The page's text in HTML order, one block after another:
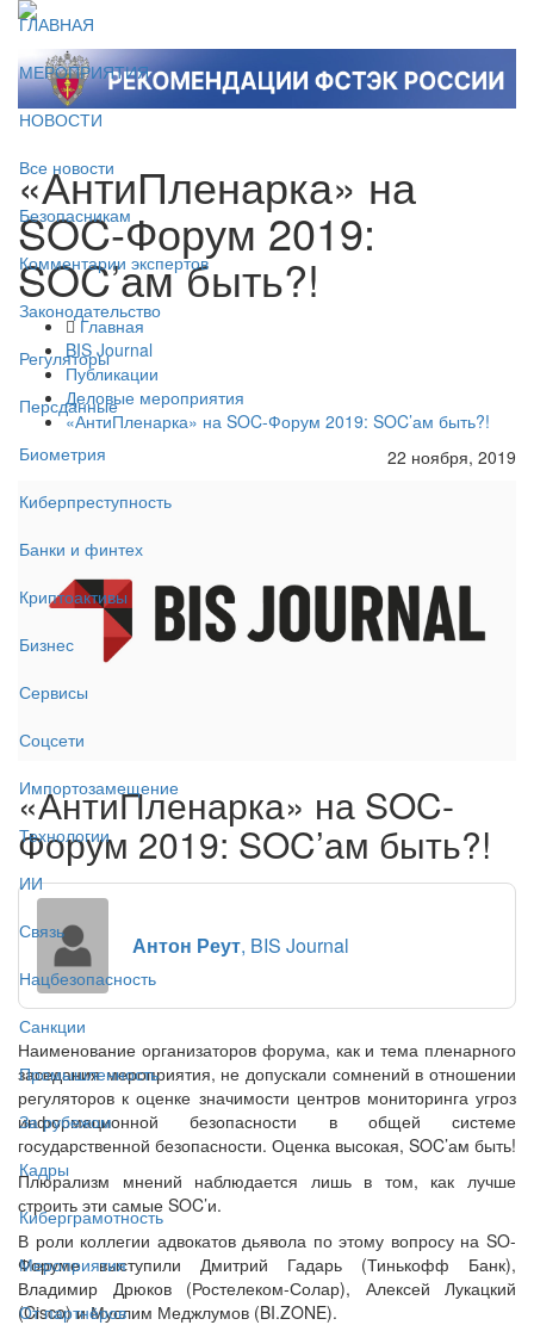
ГЛАВНАЯ
МЕРОПРИЯТИЯ
НОВОСТИ
Все новости
Безопасникам
Комментарии экспертов
Законодательство
Регуляторы
Персданные
Биометрия
Киберпреступность
Банки и финтех
Криптоактивы
Бизнес
Сервисы
Соцсети
Импортозамещение
Технологии
ИИ
Связь
Нацбезопасность
Санкции
Промышленность
За рубежом
Кадры
Киберграмотность
Мероприятия
От партнёров
«АнтиПленарка» на
SOC-Форум 2019:
SOC’ам быть?!
Главная
BIS Journal
Публикации
Деловые мероприятия
«АнтиПленарка» на SOC-Форум 2019: SOC’ам быть?!
22 ноября, 2019
«АнтиПленарка» на SOC-
Форум 2019: SOC’ам быть?!
Антон Реут, BIS Journal
Наименование организаторов форума, как и тема пленарного
заседания мероприятия, не допускали сомнений в отношении
регуляторов к оценке значимости центров мониторинга угроз
информационной безопасности в общей системе
государственной безопасности. Оценка высокая, SOC’ам быть!
Плюрализм мнений наблюдается лишь в том, как лучше
строить эти самые SOC’и.
В роли коллегии адвокатов дьявола по этому вопросу на SO-
Форуме выступили Дмитрий Гадарь (Тинькофф Банк),
Владимир Дрюков (Ростелеком-Солар), Алексей Лукацкий
(Cisco) и Муслим Меджлумов (BI.ZONE).